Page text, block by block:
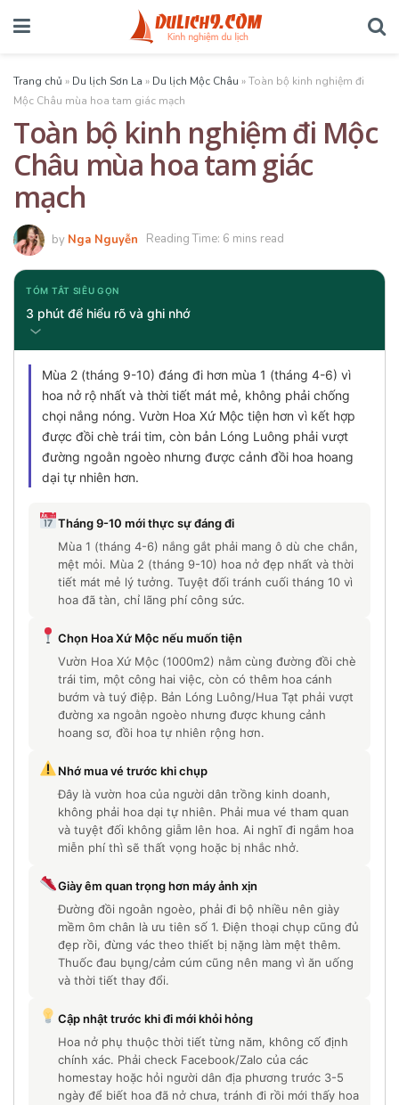
Trang chủ » Du lịch Sơn La » Du lịch Mộc Châu »Toàn bộ kinh nghiệm đi
Mộc Châu mùa hoa tam giác mạch
Toàn bộ kinh nghiệm đi Mộc
Châu mùa hoa tam giác
mạch
by Nga Nguyễn Reading Time: 6 mins read
TÓM TẮT SIÊU GỌN
3 phút để hiểu rõ và ghi nhớ
Mùa 2 (tháng 9-10) đáng đi hơn mùa 1 (tháng 4-6) vì
hoa nở rộ nhất và thời tiết mát mẻ, không phải chống
chọi nắng nóng. Vườn Hoa Xứ Mộc tiện hơn vì kết hợp
được đồi chè trái tim, còn bản Lóng Luông phải vượt
đường ngoằn ngoèo nhưng được cảnh đồi hoa hoang
dại tự nhiên hơn.
Tháng 9-10 mới thực sự đáng đi
Mùa 1 (tháng 4-6) nắng gắt phải mang ô dù che chắn,
mệt mỏi. Mùa 2 (tháng 9-10) hoa nở đẹp nhất và thời
tiết mát mẻ lý tưởng. Tuyệt đối tránh cuối tháng 10 vì
hoa đã tàn, chỉ lãng phí công sức.
Chọn Hoa Xứ Mộc nếu muốn tiện
Vườn Hoa Xứ Mộc (1000m2) nằm cùng đường đồi chè
trái tim, một công hai việc, còn có thêm hoa cánh
bướm và tuý điệp. Bản Lóng Luông/Hua Tạt phải vượt
đường xa ngoằn ngoèo nhưng được khung cảnh
hoang sơ, đồi hoa tự nhiên rộng hơn.
Nhớ mua vé trước khi chụp
Đây là vườn hoa của người dân trồng kinh doanh,
không phải hoa dại tự nhiên. Phải mua vé tham quan
và tuyệt đối không giẫm lên hoa. Ai nghĩ đi ngắm hoa
miễn phí thì sẽ thất vọng hoặc bị nhắc nhở.
Giày êm quan trọng hơn máy ảnh xịn
Đường đồi ngoằn ngoèo, phải đi bộ nhiều nên giày
mềm ôm chân là ưu tiên số 1. Điện thoại chụp cũng đủ
đẹp rồi, đừng vác theo thiết bị nặng làm mệt thêm.
Thuốc đau bụng/cảm cúm cũng nên mang vì ăn uống
và thời tiết thay đổi.
Cập nhật trước khi đi mới khỏi hỏng
Hoa nở phụ thuộc thời tiết từng năm, không cố định
chính xác. Phải check Facebook/Zalo của các
homestay hoặc hỏi người dân địa phương trước 3-5
ngày để biết hoa đã nở chưa, tránh đi rồi mới thấy hoa